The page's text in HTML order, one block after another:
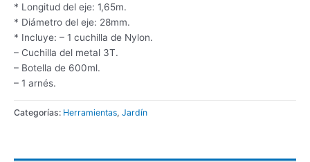
* Longitud del eje: 1,65m.
* Diámetro del eje: 28mm.
* Incluye: – 1 cuchilla de Nylon.
– Cuchilla del metal 3T.
– Botella de 600ml.
– 1 arnés.
Categorías: Herramientas, Jardín